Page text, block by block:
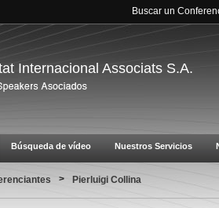
Buscar un
Internacional Associats S.A.
Búsqueda de vídeo Nuestros Servicios
> Pierluigi Collina